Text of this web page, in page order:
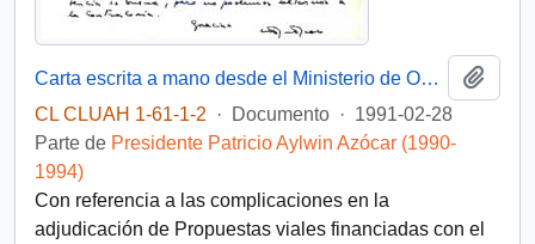
Carta escrita a mano desde el Ministerio de Obras Públicas, del Gabinete del Ministro, dirigida al Presidente [de la República de Chile]
CL CLUAH 1-61-1-2
· Documento · 1991-02-28
Parte de Presidente Patricio Aylwin Azócar (1990-
1994)
Con referencia a las complicaciones en la
adjudicación de Propuestas viales financiadas con el